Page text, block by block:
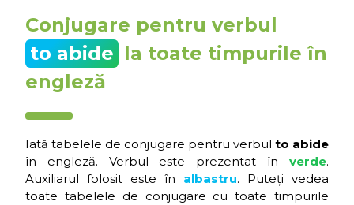
Conjugare pentru verbul
to abide la toate timpurile în
engleză
Iată tabelele de conjugare pentru verbul to abide
în engleză. Verbul este prezentat în verde.
Auxiliarul folosit este în albastru. Puteți vedea
toate tabelele de conjugare cu toate timpurile